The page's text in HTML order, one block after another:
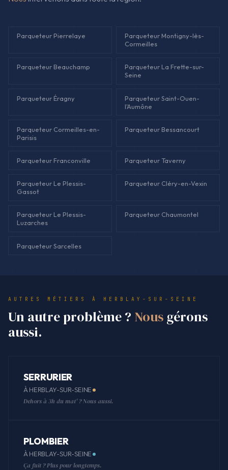
Parqueteur Pierrelaye
Parqueteur Montigny-lès-
Cormeilles
Parqueteur Beauchamp
Parqueteur La Frette-sur-
Seine
Parqueteur Éragny
Parqueteur Saint-Ouen-
l'Aumône
Parqueteur Cormeilles-en-
Parisis
Parqueteur Bessancourt
Parqueteur Franconville Parqueteur Taverny
Parqueteur Le Plessis-
Gassot
Parqueteur Cléry-en-Vexin
Parqueteur Le Plessis-
Luzarches
Parqueteur Chaumontel
Parqueteur Sarcelles
AUTRES MÉTIERS À HERBLAY-SUR-SEINE
Un autre problème ? Nous gérons
aussi.
SERRURIER
À HERBLAY-SUR-SEINE
Dehors à 3h du mat' ? Nous aussi.
PLOMBIER
À HERBLAY-SUR-SEINE
Ça fuit ? Plus pour longtemps.